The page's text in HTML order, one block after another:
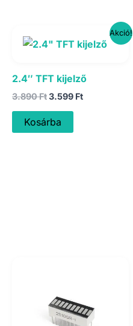
Akció!
2.4″ TFT kijelző
3.890FtOriginal
was:
3.890 Ft.
3.599 FtCurrent
Kosárba